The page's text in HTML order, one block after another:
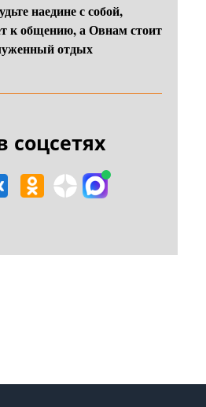
наедине с собой,
к общению, а Овнам стоит
отдых
соцсетях